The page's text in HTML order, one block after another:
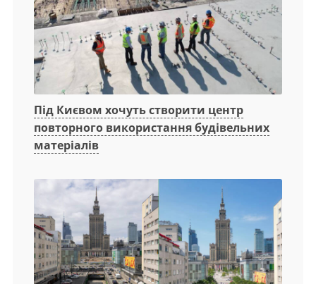
Під Києвом хочуть створити центр
повторного використання будівельних
матеріалів